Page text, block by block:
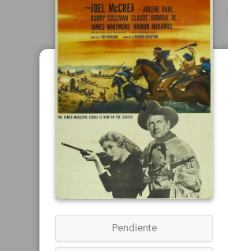
Pendiente